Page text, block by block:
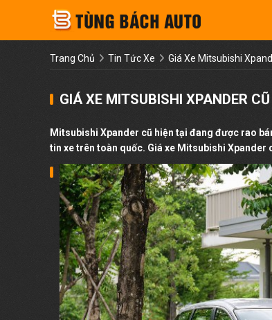
Trang Chủ Tin Tức Xe Giá Xe Mitsubishi
GIÁ XE MITSUBISHI XPANDER
Mitsubishi Xpander cũ hiện tại đang được rao
tin xe trên toàn quốc. Giá xe Mitsubishi Xpander